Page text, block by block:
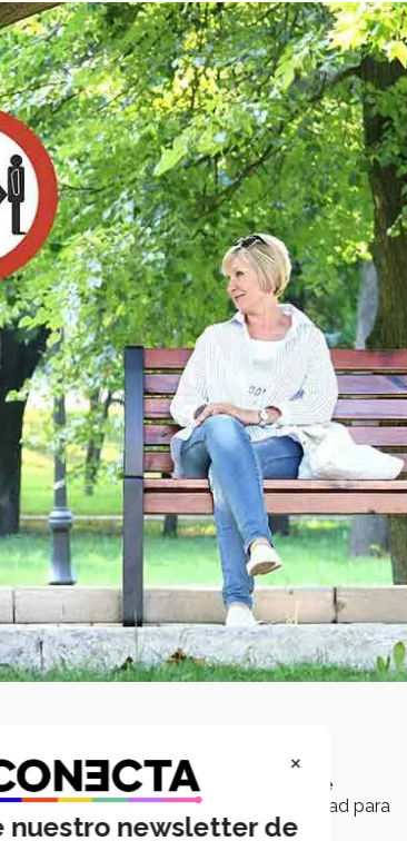
más allá de lo normal y
se
embargo, también es una oportunidad para
×
nuestro newsletter de